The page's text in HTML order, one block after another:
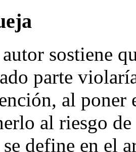
sostiene
parte
al poner
al riesgo
define en el